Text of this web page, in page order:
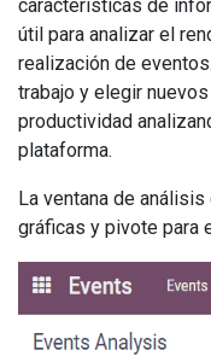
características de
útil para analizar el
realización de
trabajo y elegir
productividad
plataforma.
La ventana de
gráficas y pivote para